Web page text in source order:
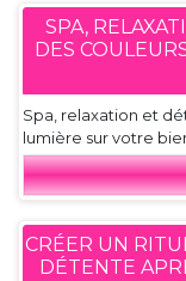
SPA,
DES
Spa, relaxation et
lumière sur votre
CRÉER UN
DÉTENTE